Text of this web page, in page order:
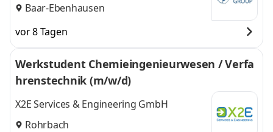
Baar-Ebenhausen
vor 8 Tagen
Werkstudent Chemieingenieurwesen / Verfa
hrenstechnik (m/w/d)
X2E Services & Engineering GmbH
Rohrbach